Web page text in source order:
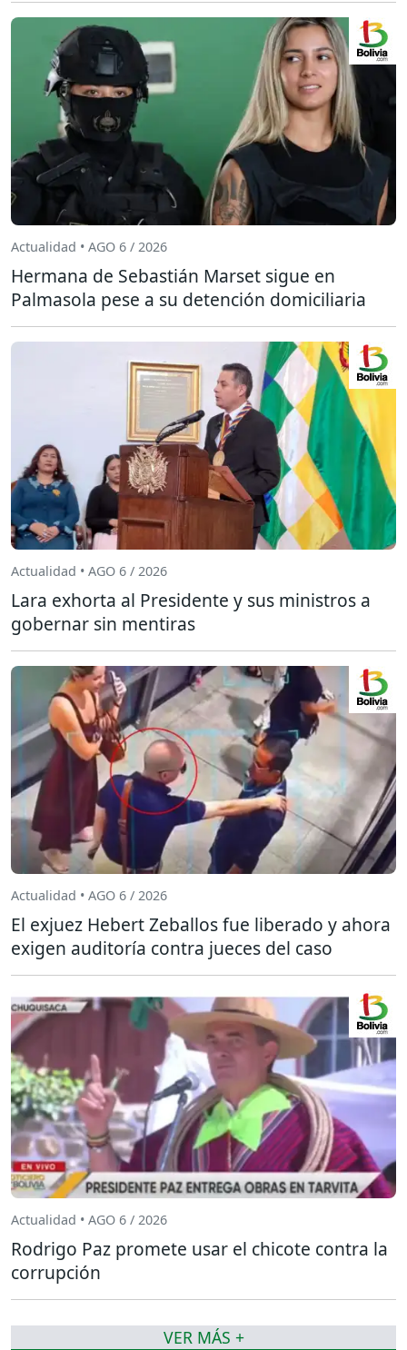
Actualidad • AGO 6 / 2026
Hermana de Sebastián Marset sigue en
Palmasola pese a su detención domiciliaria
Actualidad • AGO 6 / 2026
Lara exhorta al Presidente y sus ministros a
gobernar sin mentiras
Actualidad • AGO 6 / 2026
El exjuez Hebert Zeballos fue liberado y ahora
exigen auditoría contra jueces del caso
Actualidad • AGO 6 / 2026
Rodrigo Paz promete usar el chicote contra la
corrupción
VER MÁS +